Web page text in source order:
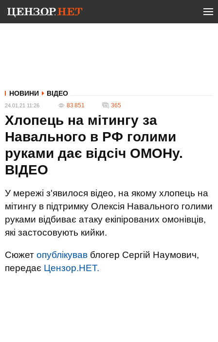
НОВИНИ ВІДЕО
24.01.21 11:26 83 851 365
Хлопець на мітингу за
Навального в РФ голими
руками дає відсіч ОМОНу.
ВIДЕО
У мережі з'явилося відео, на якому хлопець на
мітингу в підтримку Олексія Навального голими
руками відбиває атаку екіпірованих омонівців,
які застосовують кийки.
Сюжет опублікував блогер Сергій Наумович,
передає Цензор.НЕТ.